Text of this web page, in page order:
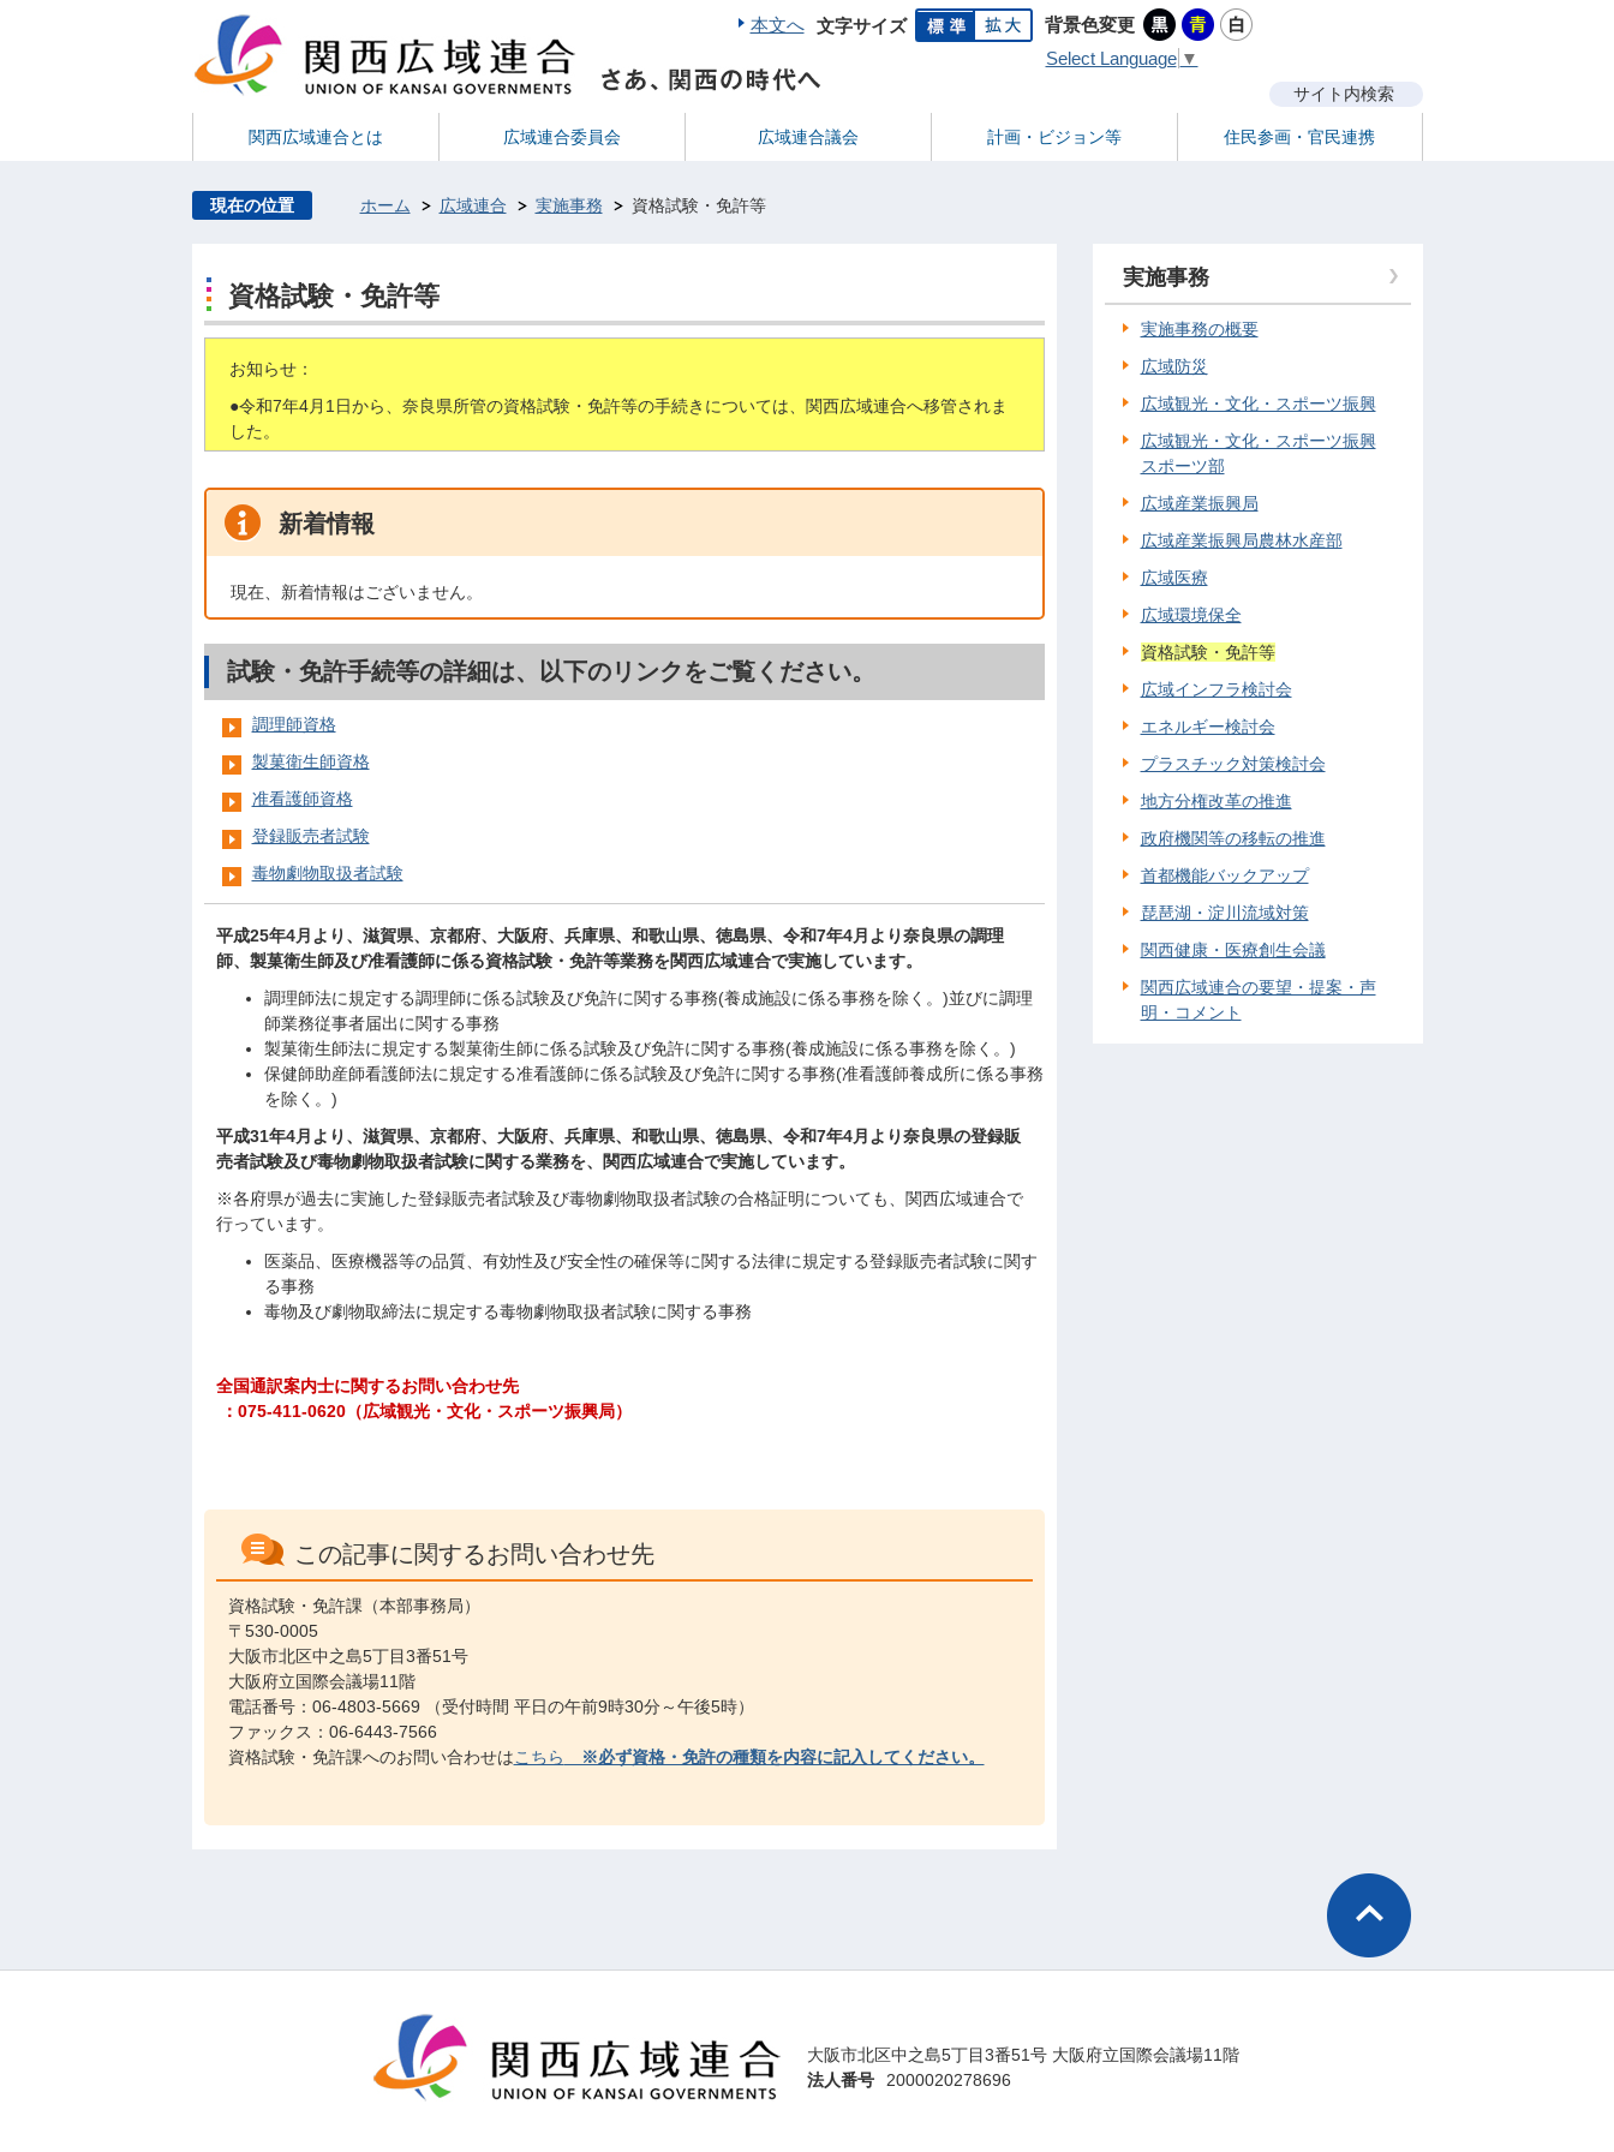
本文へ 文字サイズ
背景色変更
Select Language ▼
サイト内検索
関西広域連合とは 広域連合委員会 広域連合議会 計画・ビジョン等 住民参画・官民連携
現在の位置 ホーム 広域連合 実施事務 資格試験・免許等
資格試験・免許等
お知らせ：
●令和7年4月1日から、奈良県所管の資格試験・免許等の手続きについては、関西広域連合へ移管されま
した。
新着情報
現在、新着情報はございません。
試験・免許手続等の詳細は、以下のリンクをご覧ください。
調理師資格
製菓衛生師資格
准看護師資格
登録販売者試験
毒物劇物取扱者試験
平成25年4月より、滋賀県、京都府、大阪府、兵庫県、和歌山県、徳島県、令和7年4月より奈良県の調理
師、製菓衛生師及び准看護師に係る資格試験・免許等業務を関西広域連合で実施しています。
調理師法に規定する調理師に係る試験及び免許に関する事務(養成施設に係る事務を除く。)並びに調理
師業務従事者届出に関する事務
製菓衛生師法に規定する製菓衛生師に係る試験及び免許に関する事務(養成施設に係る事務を除く。)
保健師助産師看護師法に規定する准看護師に係る試験及び免許に関する事務(准看護師養成所に係る事務
を除く。)
平成31年4月より、滋賀県、京都府、大阪府、兵庫県、和歌山県、徳島県、令和7年4月より奈良県の登録販
売者試験及び毒物劇物取扱者試験に関する業務を、関西広域連合で実施しています。
※各府県が過去に実施した登録販売者試験及び毒物劇物取扱者試験の合格証明についても、関西広域連合で
行っています。
医薬品、医療機器等の品質、有効性及び安全性の確保等に関する法律に規定する登録販売者試験に関す
る事務
毒物及び劇物取締法に規定する毒物劇物取扱者試験に関する事務
全国通訳案内士に関するお問い合わせ先
：075-411-0620（広域観光・文化・スポーツ振興局）
この記事に関するお問い合わせ先
資格試験・免許課（本部事務局）
〒530-0005
大阪市北区中之島5丁目3番51号
大阪府立国際会議場11階
電話番号：06-4803-5669 （受付時間 平日の午前9時30分～午後5時）
ファックス：06-6443-7566
資格試験・免許課へのお問い合わせはこちら ※必ず資格・免許の種類を内容に記入してください。
実施事務
実施事務の概要
広域防災
広域観光・文化・スポーツ振興
広域観光・文化・スポーツ振興
スポーツ部
広域産業振興局
広域産業振興局農林水産部
広域医療
広域環境保全
資格試験・免許等
広域インフラ検討会
エネルギー検討会
プラスチック対策検討会
地方分権改革の推進
政府機関等の移転の推進
首都機能バックアップ
琵琶湖・淀川流域対策
関西健康・医療創生会議
関西広域連合の要望・提案・声
明・コメント
大阪市北区中之島5丁目3番51号 大阪府立国際会議場11階
法人番号
2000020278696